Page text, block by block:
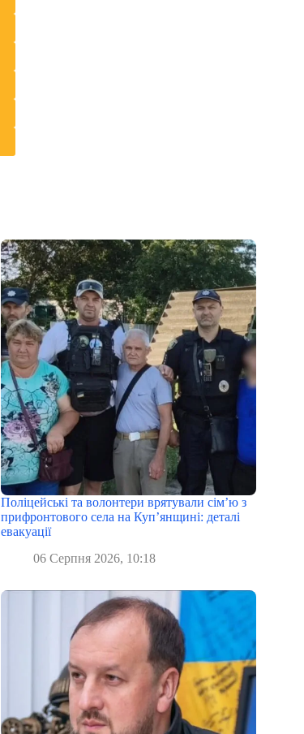
Поліцейські та волонтери врятували сім’ю з
прифронтового села на Куп’янщині: деталі
евакуації
06 Серпня 2026, 10:18